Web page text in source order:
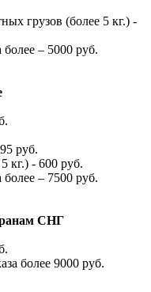
грузов (более 5 кг.) -
– 5000 руб.
руб.
кг.) - 600 руб.
– 7500 руб.
СНГ
более 9000 руб.